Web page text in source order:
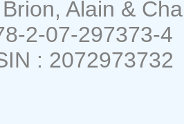
Alain &
2-07-297373-4
: 2072973732